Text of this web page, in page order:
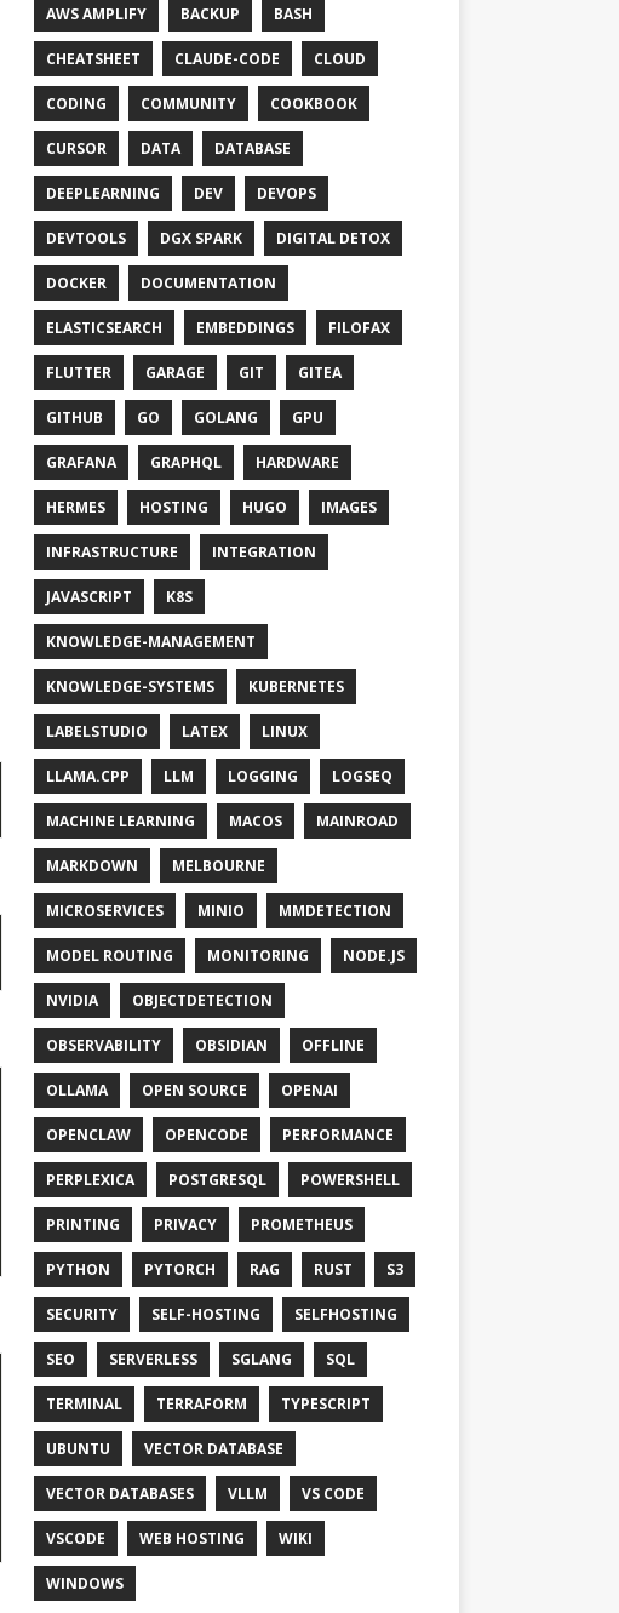
AWS AMPLIFY BACKUP BASH
CHEATSHEET CLAUDE-CODE CLOUD
CODING COMMUNITY COOKBOOK
CURSOR DATA DATABASE
DEEPLEARNING DEV DEVOPS
DEVTOOLS DGX SPARK DIGITAL DETOX
DOCKER DOCUMENTATION
ELASTICSEARCH EMBEDDINGS FILOFAX
FLUTTER GARAGE GIT GITEA
GITHUB GO GOLANG GPU
GRAFANA GRAPHQL HARDWARE
HERMES HOSTING HUGO IMAGES
INFRASTRUCTURE INTEGRATION
JAVASCRIPT K8S
KNOWLEDGE-MANAGEMENT
KNOWLEDGE-SYSTEMS KUBERNETES
LABELSTUDIO LATEX LINUX
LLAMA.CPP LLM LOGGING LOGSEQ
MACHINE LEARNING MACOS MAINROAD
MARKDOWN MELBOURNE
MICROSERVICES MINIO MMDETECTION
MODEL ROUTING MONITORING NODE.JS
NVIDIA OBJECTDETECTION
OBSERVABILITY OBSIDIAN OFFLINE
OLLAMA OPEN SOURCE OPENAI
OPENCLAW OPENCODE PERFORMANCE
PERPLEXICA POSTGRESQL POWERSHELL
PRINTING PRIVACY PROMETHEUS
PYTHON PYTORCH RAG RUST S3
SECURITY SELF-HOSTING SELFHOSTING
SEO SERVERLESS SGLANG SQL
TERMINAL TERRAFORM TYPESCRIPT
UBUNTU VECTOR DATABASE
VECTOR DATABASES VLLM VS CODE
VSCODE WEB HOSTING WIKI
WINDOWS